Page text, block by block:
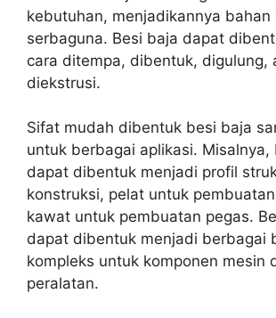
kebutuhan, menjadikannya bahan
serbaguna. Besi baja dapat
cara ditempa, dibentuk, digulung,
diekstrusi.
Sifat mudah dibentuk besi baja
untuk berbagai aplikasi. Misalnya,
dapat dibentuk menjadi profil
konstruksi, pelat untuk
kawat untuk pembuatan pegas.
dapat dibentuk menjadi berbagai
kompleks untuk komponen mesin
peralatan.